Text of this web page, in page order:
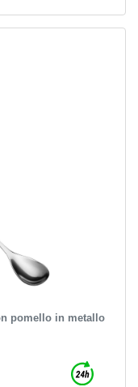
pomello in metallo